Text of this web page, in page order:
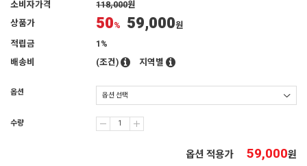
소비자가격 118,000원
상품가
50% 59,000원
적립금
1%
배송비
(조건) 지역별
옵션
수량
옵션 적용가 59,000원